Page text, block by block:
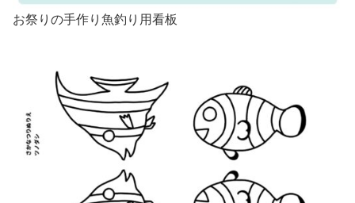
お祭りの手作り魚釣り用看板